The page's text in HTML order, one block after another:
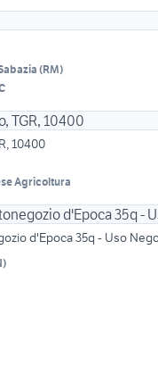
(RM)
10400
Agricoltura
d'Epoca 35q - Uso
)